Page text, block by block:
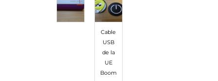
Cable
USB
de la
UE
Boom